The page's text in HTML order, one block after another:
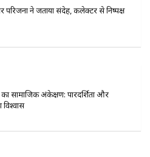
परिजनों ने जताया संदेह, कलेक्टर से निष्पक्ष
सामाजिक अंकेक्षण: पारदर्शिता और